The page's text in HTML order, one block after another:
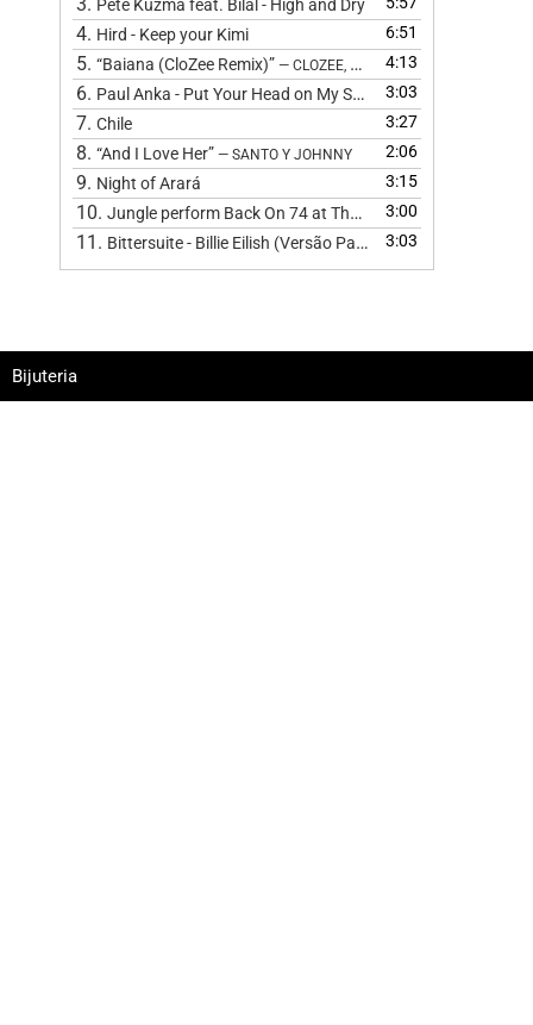
Pete Kuzma feat. Bilal - High and Dry
4. Hird - Keep your Kimi 6:51
5. “Baiana (CloZee Remix)” — CLOZEE, BARBATUQUES, CLOZEE,
4:13
6. Paul Anka - Put Your Head on My Shoulder (Cover) by The
3:03
7. Chile 3:27
8. “And I Love Her” — SANTO Y JOHNNY 2:06
9. Night of Arará 3:15
10. Jungle perform Back On 74 at The BRIT Awards 2024
3:00
11. Bittersuite - Billie Eilish (Versão Pagode )
3:03
Bijuteria